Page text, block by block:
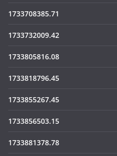
1733708385.71
1733732009.42
1733805816.08
1733818796.45
1733855267.45
1733856503.15
1733881378.78